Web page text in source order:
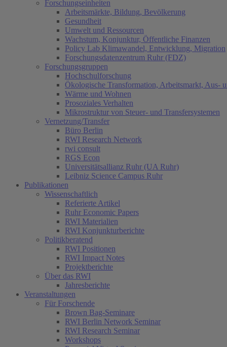
Forschungseinheiten
Arbeitsmärkte, Bildung, Bevölkerung
Gesundheit
Umwelt und Ressourcen
Wachstum, Konjunktur, Öffentliche Finanzen
Policy Lab Klimawandel, Entwicklung, Migration
Forschungsdatenzentrum Ruhr (FDZ)
Forschungsgruppen
Hochschulforschung
Ökologische Transformation, Arbeitsmarkt, Aus-
Wärme und Wohnen
Prosoziales Verhalten
Mikrostruktur von Steuer- und Transfersystemen
Vernetzung/Transfer
Büro Berlin
RWI Research Network
rwi consult
RGS Econ
Universitätsallianz Ruhr (UA Ruhr)
Leibniz Science Campus Ruhr
Publikationen
Wissenschaftlich
Referierte Artikel
Ruhr Economic Papers
RWI Materialien
RWI Konjunkturberichte
Politikberatend
RWI Positionen
RWI Impact Notes
Projektberichte
Über das RWI
Jahresberichte
Veranstaltungen
Für Forschende
Brown Bag-Seminare
RWI Berlin Network Seminar
RWI Research Seminar
Workshops